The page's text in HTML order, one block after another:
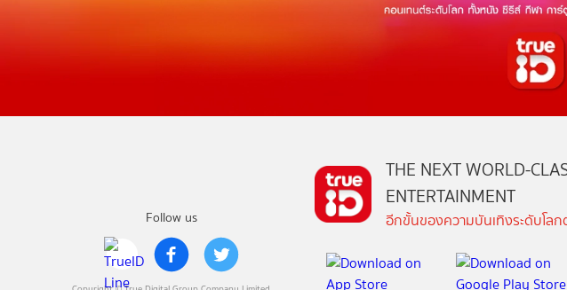
Follow us
THE NEXT WORLD-
ENTERTAINMENT
อีกขั้นของความบันเทิงระดับโล